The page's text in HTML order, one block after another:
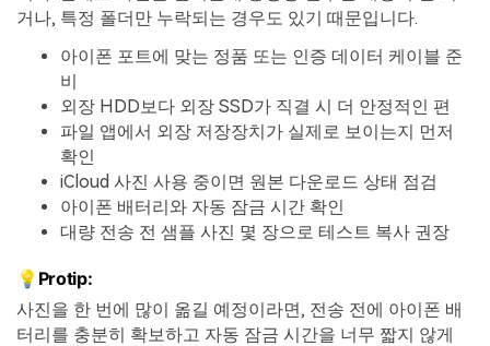
거나, 특정 폴더만 누락되는 경우도 있기 때문입니다.
아이폰 포트에 맞는 정품 또는 인증 데이터 케이블 준
비
외장 HDD보다 외장 SSD가 직결 시 더 안정적인 편
파일 앱에서 외장 저장장치가 실제로 보이는지 먼저
확인
iCloud 사진 사용 중이면 원본 다운로드 상태 점검
아이폰 배터리와 자동 잠금 시간 확인
대량 전송 전 샘플 사진 몇 장으로 테스트 복사 권장
💡Protip:
사진을 한 번에 많이 옮길 예정이라면, 전송 전에 아이폰 배
터리를 충분히 확보하고 자동 잠금 시간을 너무 짧지 않게